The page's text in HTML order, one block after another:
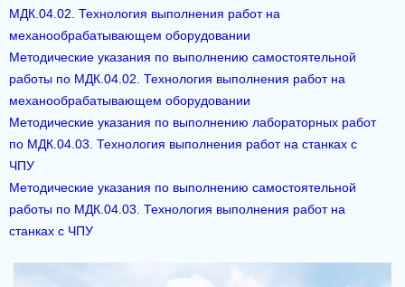
МДК.04.02. Технология выполнения работ на
механообрабатывающем оборудовании
Методические указания по выполнению самостоятельной
работы по МДК.04.02. Технология выполнения работ на
механообрабатывающем оборудовании
Методические указания по выполнению лабораторных работ
по МДК.04.03. Технология выполнения работ на станках с
ЧПУ
Методические указания по выполнению самостоятельной
работы по МДК.04.03. Технология выполнения работ на
станках с ЧПУ